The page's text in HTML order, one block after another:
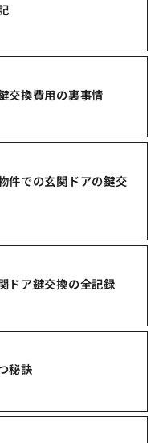
交換費用の裏事情
件での玄関ドアの鍵交
ドア鍵交換の全記録
秘訣